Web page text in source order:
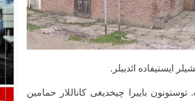
ایستیفاده ائدیبلر.
توستونون باییرا چیخدیغی کاناللار حمامین